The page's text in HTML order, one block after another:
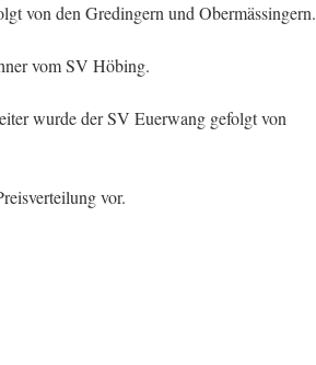
von den Gredingern und Obermässingern.
vom SV Höbing.
wurde der SV Euerwang gefolgt von
vor.